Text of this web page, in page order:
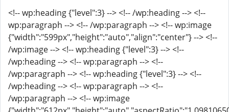
<!-- wp:heading {"level":3} --> <!-- /wp:heading --> <!--
wp:paragraph --> <!-- /wp:paragraph --> <!-- wp:image
{"width":"599px","height":"auto","align":"center"} --> <!--
/wp:image --> <!-- wp:heading {"level":3} --> <!--
/wp:heading --> <!-- wp:paragraph --> <!--
/wp:paragraph --> <!-- wp:heading {"level":3} --> <!--
/wp:heading --> <!-- wp:paragraph --> <!--
/wp:paragraph --> <!-- wp:image